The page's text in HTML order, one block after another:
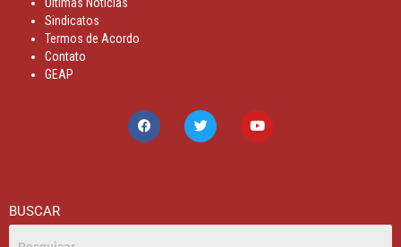
Sindicatos
Termos de Acordo
Contato
GEAP
BUSCAR